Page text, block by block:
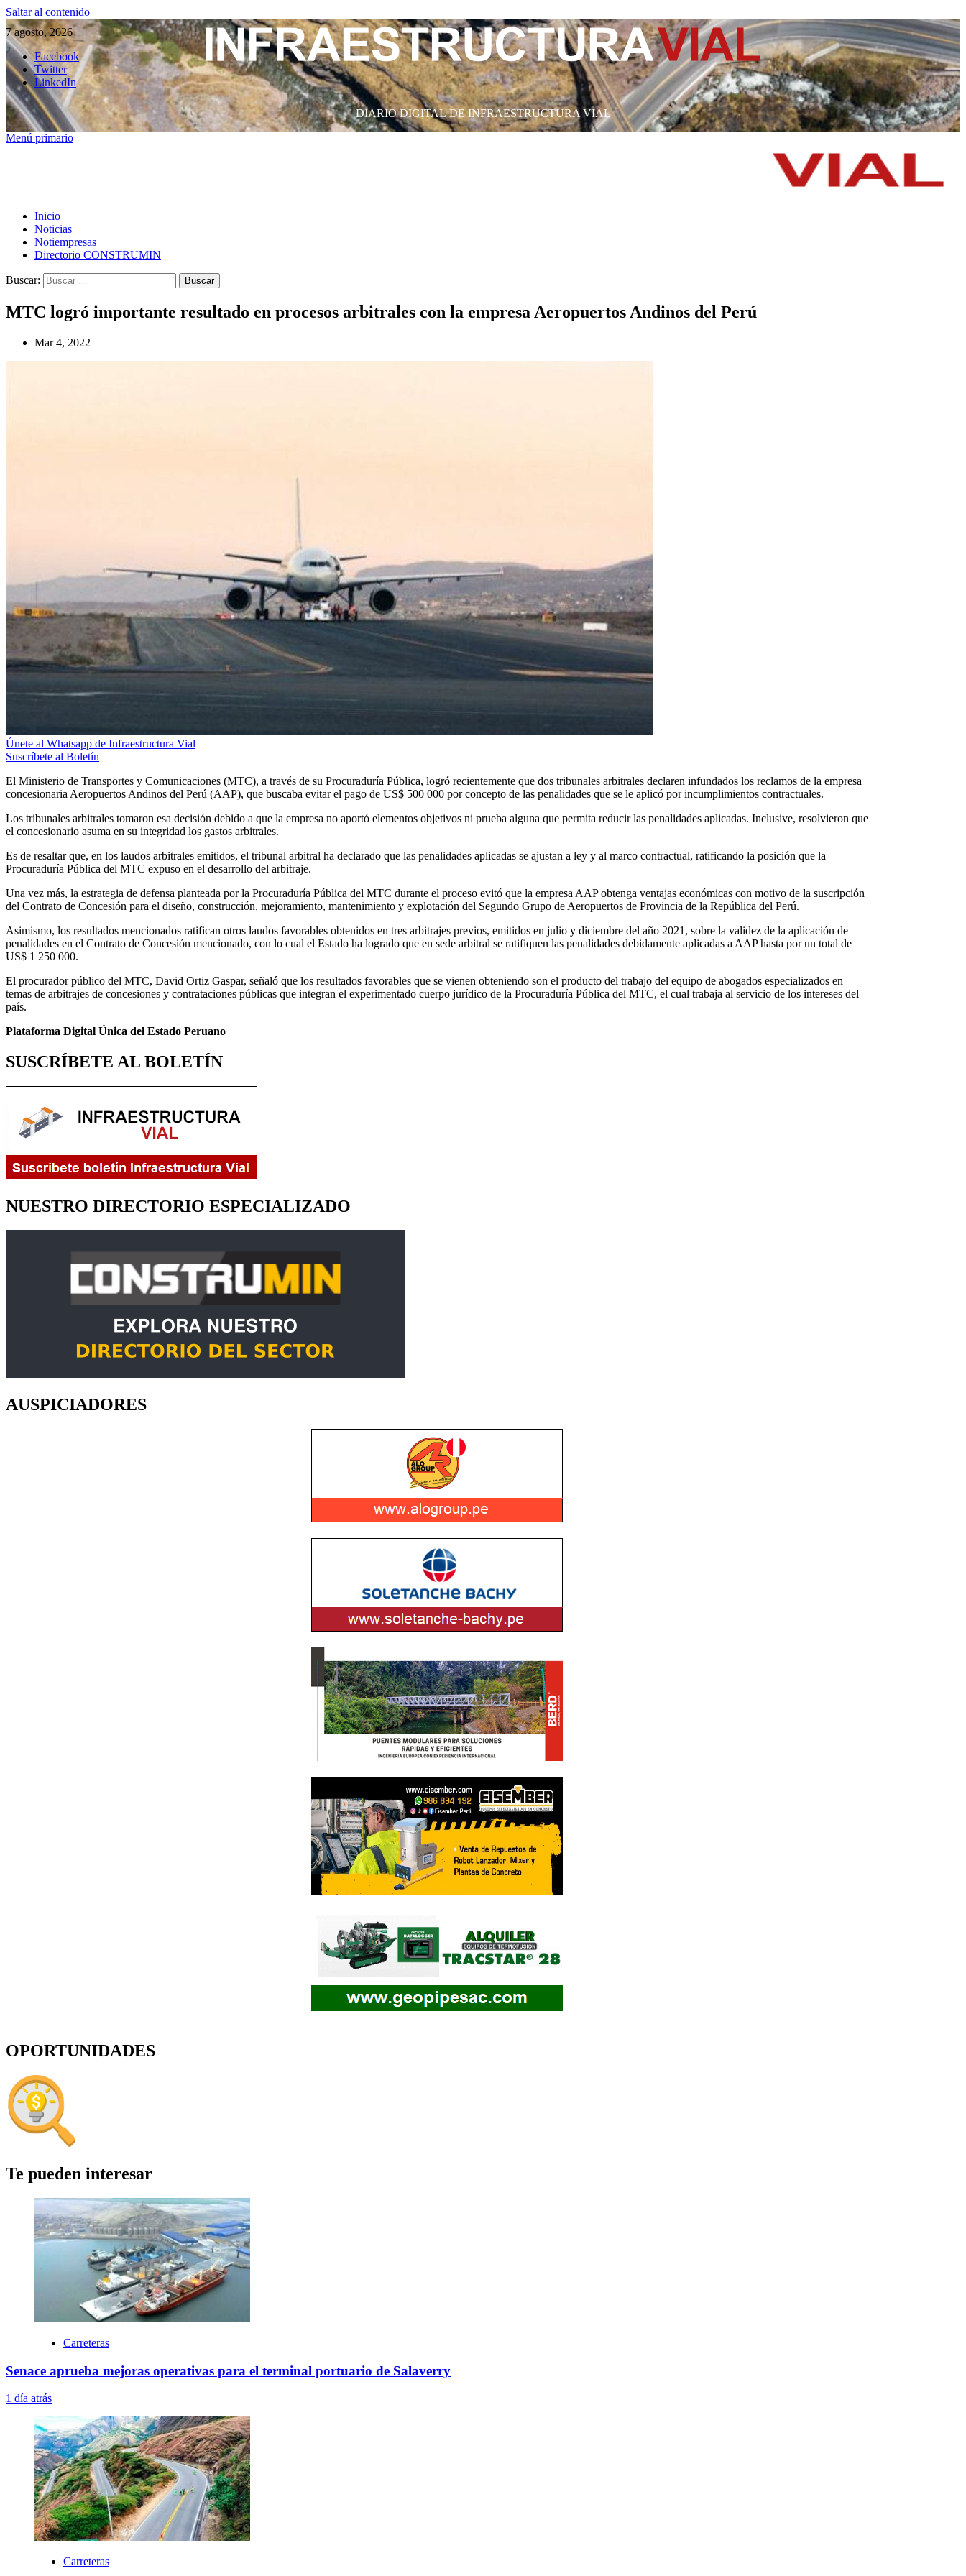
Saltar al contenido
7 agosto, 2026
Facebook
Twitter
LinkedIn
DIARIO DIGITAL DE INFRAESTRUCTURA VIAL
Menú primario
Inicio
Noticias
Notiempresas
Directorio CONSTRUMIN
Buscar:
MTC logró importante resultado en procesos arbitrales con la empresa Aeropuertos Andinos del Perú
Mar 4, 2022
Únete al Whatsapp de Infraestructura Vial
Suscríbete al Boletín
El Ministerio de Transportes y Comunicaciones (MTC), a través de su Procuraduría Pública, logró recientemente que dos tribunales arbitrales declaren infundados los reclamos de la empresa
concesionaria Aeropuertos Andinos del Perú (AAP), que buscaba evitar el pago de US$ 500 000 por concepto de las penalidades que se le aplicó por incumplimientos contractuales.
Los tribunales arbitrales tomaron esa decisión debido a que la empresa no aportó elementos objetivos ni prueba alguna que permita reducir las penalidades aplicadas. Inclusive, resolvieron que
el concesionario asuma en su integridad los gastos arbitrales.
Es de resaltar que, en los laudos arbitrales emitidos, el tribunal arbitral ha declarado que las penalidades aplicadas se ajustan a ley y al marco contractual, ratificando la posición que la
Procuraduría Pública del MTC expuso en el desarrollo del arbitraje.
Una vez más, la estrategia de defensa planteada por la Procuraduría Pública del MTC durante el proceso evitó que la empresa AAP obtenga ventajas económicas con motivo de la suscripción
del Contrato de Concesión para el diseño, construcción, mejoramiento, mantenimiento y explotación del Segundo Grupo de Aeropuertos de Provincia de la República del Perú.
Asimismo, los resultados mencionados ratifican otros laudos favorables obtenidos en tres arbitrajes previos, emitidos en julio y diciembre del año 2021, sobre la validez de la aplicación de
penalidades en el Contrato de Concesión mencionado, con lo cual el Estado ha logrado que en sede arbitral se ratifiquen las penalidades debidamente aplicadas a AAP hasta por un total de
US$ 1 250 000.
El procurador público del MTC, David Ortiz Gaspar, señaló que los resultados favorables que se vienen obteniendo son el producto del trabajo del equipo de abogados especializados en
temas de arbitrajes de concesiones y contrataciones públicas que integran el experimentado cuerpo jurídico de la Procuraduría Pública del MTC, el cual trabaja al servicio de los intereses del
país.
Plataforma Digital Única del Estado Peruano
SUSCRÍBETE AL BOLETÍN
NUESTRO DIRECTORIO ESPECIALIZADO
AUSPICIADORES
OPORTUNIDADES
Te pueden interesar
Carreteras
Senace aprueba mejoras operativas para el terminal portuario de Salaverry
1 día atrás
Carreteras